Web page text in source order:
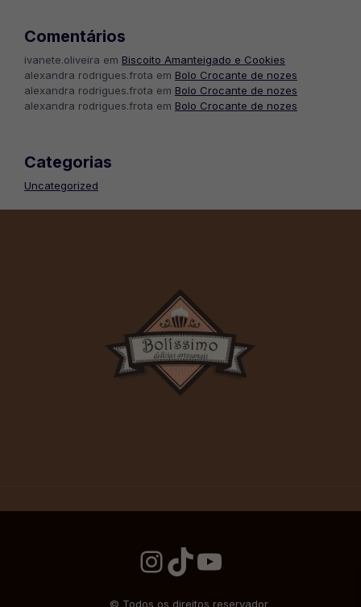
Comentários
ivanete.oliveira em Biscoito Amanteigado e Cookies
alexandra rodrigues.frota em Bolo Crocante de nozes
alexandra rodrigues.frota em Bolo Crocante de nozes
alexandra rodrigues.frota em Bolo Crocante de nozes
Categorias
Uncategorized
Instagram
TikTok
YouTube
© Todos os direitos reservador